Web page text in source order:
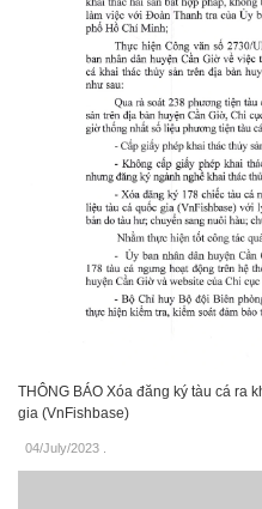
THÔNG BÁO Xóa đăng ký tàu cá ra
gia (VnFishbase)
04/July/2023